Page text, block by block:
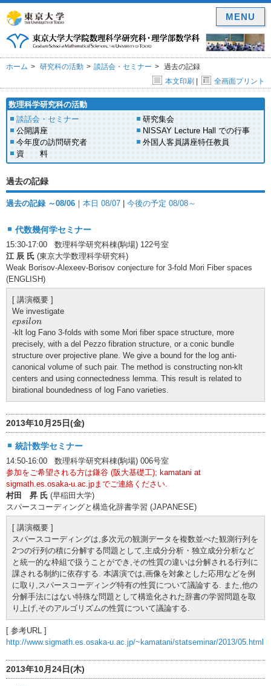
ホーム 研究科の活動 談話会・セミナー
過去の記録
本文印刷 | 全画面プリント
数理科学研究科の活動
談話会・セミナー
研究集会
公開講座
NISSAY Lecture Hall での行事
今年度の訪問研究者
外国人客員講座特任教員
資 料
過去の記録
過去の記録 ～08/06 ｜ 本日 08/07 | 今後の予定 08/08～
代数幾何学セミナー
15:30-17:00 数理科学研究科棟(駒場) 122号室
江 辰 氏 (東京大学数理科学研究科)
Weak Borisov-Alexeev-Borisov conjecture for 3-fold Mori Fiber spaces
(ENGLISH)
[ 講演概要 ]
We investigate
epsilon
epsilo n
-klt log Fano 3-folds with some Mori fiber space structure, more
precisely, with a del Pezzo fibration structure, or a conic bundle
structure over projective plane. We give a bound for the log anti-
canonical volume of such pair. The method is constructing non-klt
centers and using connectedness lemma. This result is related to
birational boundedness of log Fano varieties.
2013年10月25日(金)
統計数学セミナー
14:50-16:00 数理科学研究科棟(駒場) 006号室
参加をご希望される方は鎌谷 (阪大基礎工); kamatani at
sigmath.es.osaka-u.ac.jpまでご連絡ください.
村田 昇 氏 (早稲田大学)
スパースコーディングと構造化辞書学習 (JAPANESE)
[ 講演概要 ]
スパースコーディングは,多次元の観測データを複数並べた観測行列を
2つの行列の積に分解する問題として,主成分分析・独立成分分析など
と統一的な枠組で扱うことができ,その性質の違いは分解される行列に
課される制約に依存する. 本講演では,画像を対象とした応用などを例
に取り,スパースコーディング特有の性質について議論する. また,他の
分解手法にはない特殊な問題として構造化された辞書の学習問題を取
り上げ,そのアルゴリズムの性質について議論する.
[ 参考URL ]
http://www.sigmath.es.osaka-u.ac.jp/~kamatani/statseminar/2013/05.html
2013年10月24日(木)
MENU